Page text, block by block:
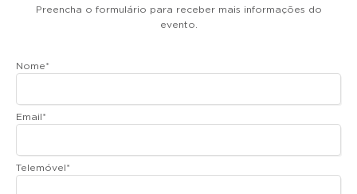
Preencha o formulário para receber mais informações do
evento.
Nome*
Email*
Telemóvel*